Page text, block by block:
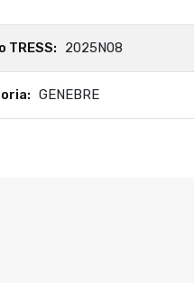
TRESS: 2025N08
GENEBRE